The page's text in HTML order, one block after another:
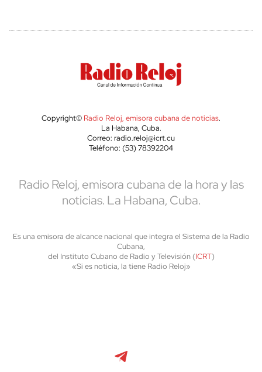
Copyright© Radio Reloj, emisora cubana de noticias.
La Habana, Cuba.
Correo: radio.reloj@icrt.cu
Teléfono: (53) 78392204
Radio Reloj, emisora cubana de la hora y las
noticias. La Habana, Cuba.
Es una emisora de alcance nacional que integra el Sistema de la Radio
Cubana,
del Instituto Cubano de Radio y Televisión (ICRT)
«Si es noticia, la tiene Radio Reloj»